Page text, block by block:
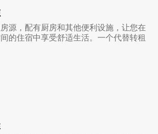
源，配有厨房和其他便利设施，让您在
的住宿中享受舒适生活。一个代替转租